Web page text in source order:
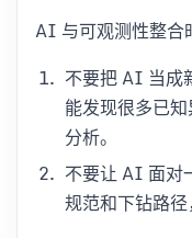
AI 与可观测性整合
不要把 AI 当成
能发现很多已
分析。
不要让 AI 面对
规范和下钻路